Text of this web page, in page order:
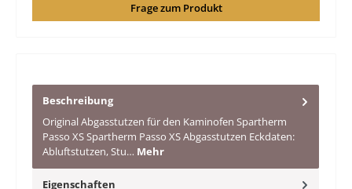
Frage zum Produkt
Beschreibung
Original Abgasstutzen für den Kaminofen Spartherm
Passo XS Spartherm Passo XS Abgasstutzen Eckdaten:
Abluftstutzen, Stu… Mehr
Eigenschaften